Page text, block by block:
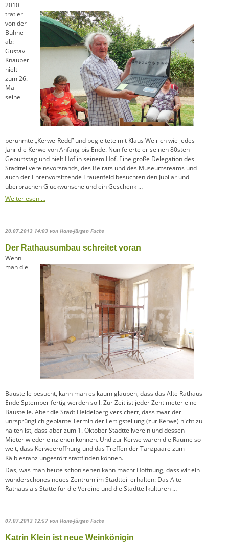
2010
trat er
von der
Bühne
ab:
Gustav
Knauber
hielt
zum 26.
Mal
seine
berühmte „Kerwe-Redd” und begleitete mit Klaus Weirich wie jedes
Jahr die Kerwe von Anfang bis Ende. Nun feierte er seinen 80sten
Geburtstag und hielt Hof in seinem Hof. Eine große Delegation des
Stadtteilvereinsvorstands, des Beirats und des Museumsteams und
auch der Ehrenvorsitzende Frauenfeld besuchten den Jubilar und
überbrachen Glückwünsche und ein Geschenk …
Weiterlesen …
20.07.2013 14:03 von Hans-Jürgen Fuchs
Der Rathausumbau schreitet voran
Wenn
man die
Baustelle besucht, kann man es kaum glauben, dass das Alte Rathaus
Ende Sptember fertig werden soll. Zur Zeit ist jeder Zentimeter eine
Baustelle. Aber die Stadt Heidelberg versichert, dass zwar der
unrsprünglich geplante Termin der Fertigstellung (zur Kerwe) nicht zu
halten ist, dass aber zum 1. Oktober Stadtteilverein und dessen
Mieter wieder einziehen können. Und zur Kerwe wären die Räume so
weit, dass Kerweeröffnung und das Treffen der Tanzpaare zum
Kälblestanz ungestört stattfinden können.
Das, was man heute schon sehen kann macht Hoffnung, dass wir ein
wunderschönes neues Zentrum im Stadtteil erhalten: Das Alte
Rathaus als Stätte für die Vereine und die Stadtteilkulturen …
07.07.2013 12:57 von Hans-Jürgen Fuchs
Katrin Klein ist neue Weinkönigin